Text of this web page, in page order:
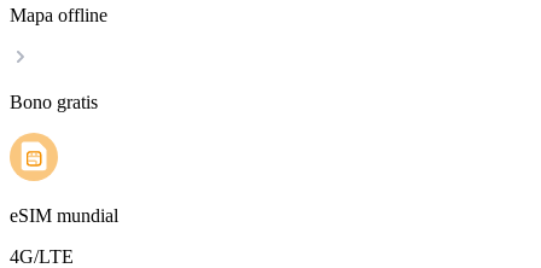
Mapa offline
Bono gratis
eSIM mundial
4G/LTE